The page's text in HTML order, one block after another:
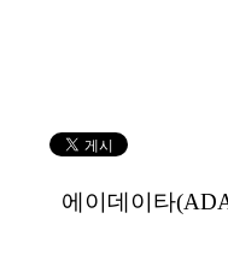
에이데이타